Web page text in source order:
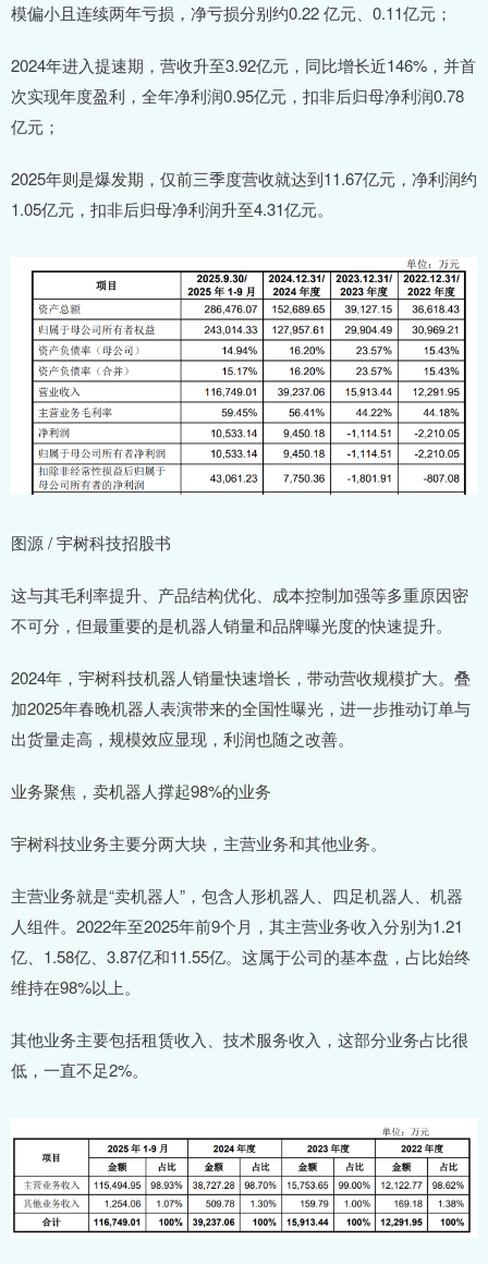
模偏小且连续两年亏损，净亏损分别约0.22 亿元、0.11亿元；
2024年进入提速期，营收升至3.92亿元，同比增长近146%，并首
次实现年度盈利，全年净利润0.95亿元，扣非后归母净利润0.78
亿元；
2025年则是爆发期，仅前三季度营收就达到11.67亿元，净利润约
1.05亿元，扣非后归母净利润升至4.31亿元。
图源 / 宇树科技招股书
这与其毛利率提升、产品结构优化、成本控制加强等多重原因密
不可分，但最重要的是机器人销量和品牌曝光度的快速提升。
2024年，宇树科技机器人销量快速增长，带动营收规模扩大。叠
加2025年春晚机器人表演带来的全国性曝光，进一步推动订单与
出货量走高，规模效应显现，利润也随之改善。
业务聚焦，卖机器人撑起98%的业务
宇树科技业务主要分两大块，主营业务和其他业务。
主营业务就是“卖机器人”，包含人形机器人、四足机器人、机器
人组件。2022年至2025年前9个月，其主营业务收入分别为1.21
亿、1.58亿、3.87亿和11.55亿。这属于公司的基本盘，占比始终
维持在98%以上。
其他业务主要包括租赁收入、技术服务收入，这部分业务占比很
低，一直不足2%。